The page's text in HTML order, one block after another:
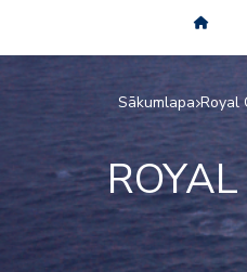
Sākumlapa Royal